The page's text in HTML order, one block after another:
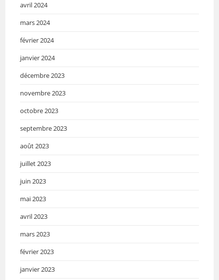
avril 2024
mars 2024
février 2024
janvier 2024
décembre 2023
novembre 2023
octobre 2023
septembre 2023
août 2023
juillet 2023
juin 2023
mai 2023
avril 2023
mars 2023
février 2023
janvier 2023